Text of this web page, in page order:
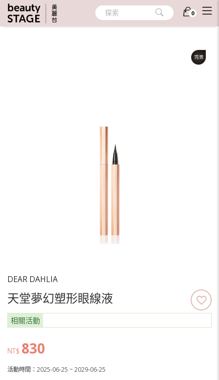
探索 0
首頁/ 彩妝 / 眼線
DEAR DAHLIA
天堂夢幻塑形眼線液
相關活動
NT$ 830
活動時間：2025-06-25 ~ 2029-06-25